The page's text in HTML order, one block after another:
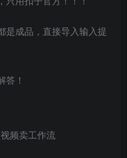
是成品，直接导入输入提
答！
频卖工作流